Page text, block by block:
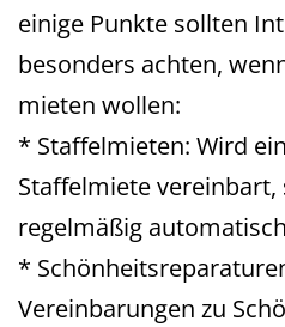
einige Punkte sollten
besonders achten,
mieten wollen:
* Staffelmieten: Wird
Staffelmiete
regelmäßig
*
Vereinbarungen zu